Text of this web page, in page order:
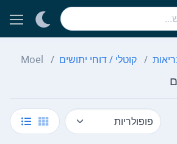
קוטלי / דוחי יתושים Moel